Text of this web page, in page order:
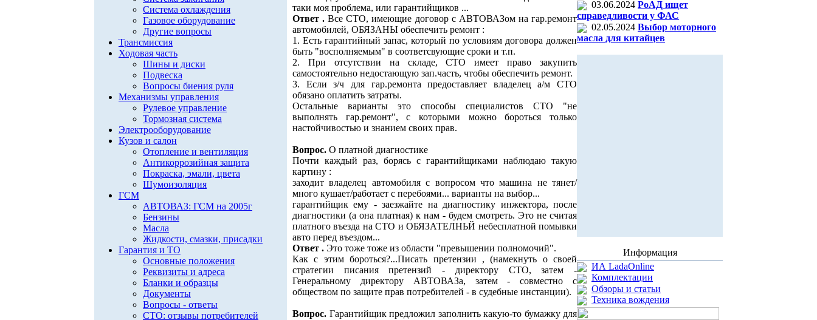
Система охлаждения
Газовое оборудование
Другие вопросы
Трансмиссия
Ходовая часть
Шины и диски
Подвеска
Вопросы биения руля
Механизмы управления
Рулевое управление
Тормозная система
Электрооборудование
Кузов и салон
Отопление и вентиляция
Антикоррозийная защита
Покраска, эмали, цвета
Шумоизоляция
ГСМ
АВТОВАЗ: ГСМ на 2005г
Бензины
Масла
Жидкости, смазки, присадки
Гарантия и ТО
Основные положения
Реквизиты и адреса
Бланки и образцы
Документы
Вопросы - ответы
СТО: отзывы потребителей
таки моя проблема, или гарантийщиков ...
Ответ .Все СТО, имеющие договор с АВТОВАЗом на гар.ремонт
автомобилей, ОБЯЗАНЫ обеспечить ремонт :
1. Есть гарантийный запас, который по условиям договора должен
быть "восполняемым" в соответсвующие сроки и т.п.
2. При отсутствии на складе, СТО имеет право закупить
самостоятельно недостающую зап.часть, чтобы обеспечить ремонт.
3. Если з/ч для гар.ремонта предоставляет владелец а/м СТО
обязано оплатить затраты.
Остальные варианты это способы специалистов СТО "не
выполнять гар.ремонт", с которыми можно бороться только
настойчивостью и знанием своих прав.
Вопрос. О платной диагностике
Почти каждый раз, борясь с гарантийщиками наблюдаю такую
картину :
заходит владелец автомобиля с вопросом что машина не тянет/
много кушает/работает с перебоями... варианты на выбор...
гарантийщик ему - заезжайте на диагностику инжектора, после
диагностики (а она платная) к нам - будем смотреть. Это не считая
платного въезда на СТО и ОБЯЗАТЕЛНЬЙ небесплатной помывки
авто перед въездом...
Ответ . Это тоже тоже из области "превышении полномочий".
Как с этим бороться?...Писать претензии , (намекнуть о своей
стратегии писания претензий - директору СТО, затем -
Генеральному директору АВТОВАЗа, затем - совместно с
обществом по защите прав потребителей - в судебные инстанции).
Вопрос. Гарантийщик предложил заполнить какую-то бумажку для
03.06.2024 РоАД ищет
справедливости у ФАС
02.05.2024 Выбор моторного
масла для китайцев
Информация
ИА LadaOnline
Комплектации
Обзоры и статьи
Техника вождения